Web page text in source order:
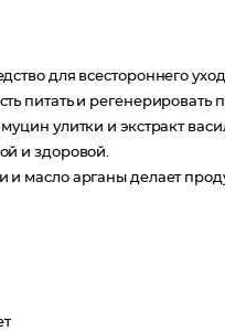
для всестороннего
питать и
улитки и экстракт
и здоровой.
масло арганы делает